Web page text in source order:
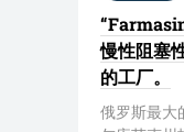
慢性阻塞
的工厂。
俄罗斯最大